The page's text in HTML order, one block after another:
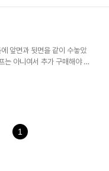
앞면과 뒷면을 같이 수놓았
는 아니여서 추가 구매해야 하
는 크림 아이보리처럼 보이
머신 자수를 같이 하니..
1